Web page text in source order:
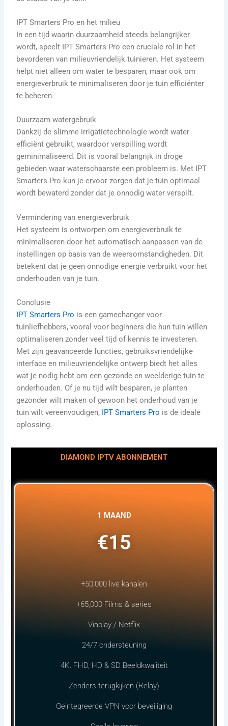
IPT Smarters Pro en het milieu
In een tijd waarin duurzaamheid steeds belangrijker
wordt, speelt IPT Smarters Pro een cruciale rol in het
bevorderen van milieuvriendelijk tuinieren. Het systeem
helpt niet alleen om water te besparen, maar ook om
energieverbruik te minimaliseren door je tuin efficiënter
te beheren.
Duurzaam watergebruik
Dankzij de slimme irrigatietechnologie wordt water
efficiënt gebruikt, waardoor verspilling wordt
geminimaliseerd. Dit is vooral belangrijk in droge
gebieden waar waterschaarste een probleem is. Met IPT
Smarters Pro kun je ervoor zorgen dat je tuin optimaal
wordt bewaterd zonder dat je onnodig water verspilt.
Vermindering van energieverbruik
Het systeem is ontworpen om energieverbruik te
minimaliseren door het automatisch aanpassen van de
instellingen op basis van de weersomstandigheden. Dit
betekent dat je geen onnodige energie verbruikt voor het
onderhouden van je tuin.
Conclusie
IPT Smarters Pro is een gamechanger voor
tuinliefhebbers, vooral voor beginners die hun tuin willen
optimaliseren zonder veel tijd of kennis te investeren.
Met zijn geavanceerde functies, gebruiksvriendelijke
interface en milieuvriendelijke ontwerp biedt het alles
wat je nodig hebt om een gezonde en weelderige tuin te
onderhouden. Of je nu tijd wilt besparen, je planten
gezonder wilt maken of gewoon het onderhoud van je
tuin wilt vereenvoudigen, IPT Smarters Pro is de ideale
oplossing.
DIAMOND IPTV ABONNEMENT
1 MAAND
€15
+50,000 live kanalen
+65,000 Films & series
Viaplay / Netflix
24/7 ondersteuning
4K. FHD, HD & SD Beeldkwaliteit
Zenders terugkijken (Relay)
Geïntegreerde VPN voor beveiliging